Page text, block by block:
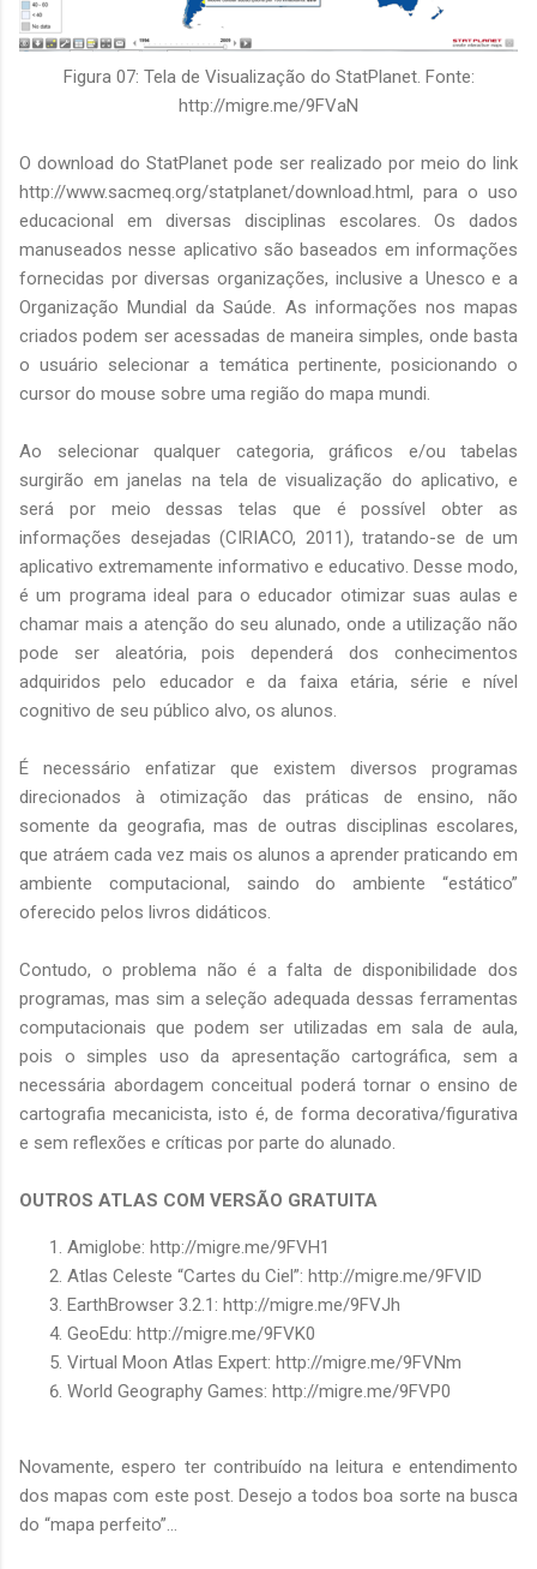
Figura 07: Tela de Visualização do StatPlanet. Fonte:
http://migre.me/9FVaN
O download do StatPlanet pode ser realizado por meio do link
http://www.sacmeq.org/statplanet/download.html, para o uso
educacional em diversas disciplinas escolares. Os dados
manuseados nesse aplicativo são baseados em informações
fornecidas por diversas organizações, inclusive a Unesco e a
Organização Mundial da Saúde. As informações nos mapas
criados podem ser acessadas de maneira simples, onde basta
o usuário selecionar a temática pertinente, posicionando o
cursor do mouse sobre uma região do mapa mundi.
Ao selecionar qualquer categoria, gráficos e/ou tabelas
surgirão em janelas na tela de visualização do aplicativo, e
será por meio dessas telas que é possível obter as
informações desejadas (CIRIACO, 2011), tratando-se de um
aplicativo extremamente informativo e educativo. Desse modo,
é um programa ideal para o educador otimizar suas aulas e
chamar mais a atenção do seu alunado, onde a utilização não
pode ser aleatória, pois dependerá dos conhecimentos
adquiridos pelo educador e da faixa etária, série e nível
cognitivo de seu público alvo, os alunos.
É necessário enfatizar que existem diversos programas
direcionados à otimização das práticas de ensino, não
somente da geografia, mas de outras disciplinas escolares,
que atráem cada vez mais os alunos a aprender praticando em
ambiente computacional, saindo do ambiente “estático”
oferecido pelos livros didáticos.
Contudo, o problema não é a falta de disponibilidade dos
programas, mas sim a seleção adequada dessas ferramentas
computacionais que podem ser utilizadas em sala de aula,
pois o simples uso da apresentação cartográfica, sem a
necessária abordagem conceitual poderá tornar o ensino de
cartografia mecanicista, isto é, de forma decorativa/figurativa
e sem reflexões e críticas por parte do alunado.
OUTROS ATLAS COM VERSÃO GRATUITA
Amiglobe: http://migre.me/9FVH1
Atlas Celeste “Cartes du Ciel”: http://migre.me/9FVID
EarthBrowser 3.2.1: http://migre.me/9FVJh
GeoEdu: http://migre.me/9FVK0
Virtual Moon Atlas Expert: http://migre.me/9FVNm
World Geography Games: http://migre.me/9FVP0
Novamente, espero ter contribuído na leitura e entendimento
dos mapas com este post. Desejo a todos boa sorte na busca
do “mapa perfeito”...